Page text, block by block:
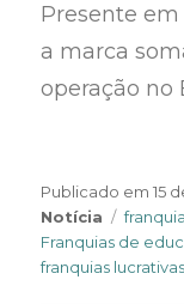
Presente em
a marca
operação no
Publicado em15
Notícia
Tags
Franquias de
franquias lucrativas